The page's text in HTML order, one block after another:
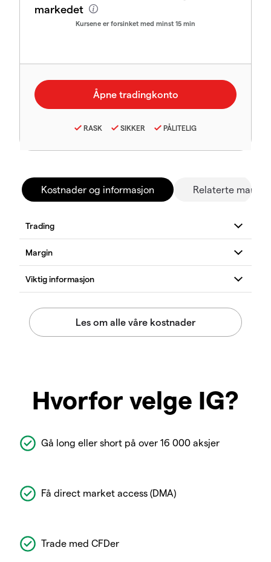
markedet
Kursene er forsinket med minst 15 min
RASK SIKKER PÅLITELIG
Kostnader og informasjon Relaterte
Hvorfor velge IG?
Gå long eller short på over 16 000 aksjer
Få direct market access (DMA)
Trade med CFDer